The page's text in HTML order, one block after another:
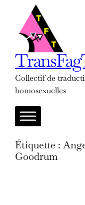
contenu
Collectif de
homosexuelles
Étiquette :
Goodrum